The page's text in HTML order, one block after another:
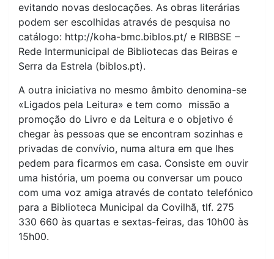
evitando novas deslocações. As obras literárias
podem ser escolhidas através de pesquisa no
catálogo: http://koha-bmc.biblos.pt/ e RIBBSE –
Rede Intermunicipal de Bibliotecas das Beiras e
Serra da Estrela (biblos.pt).
A outra iniciativa no mesmo âmbito denomina-se
«Ligados pela Leitura» e tem como missão a
promoção do Livro e da Leitura e o objetivo é
chegar às pessoas que se encontram sozinhas e
privadas de convívio, numa altura em que lhes
pedem para ficarmos em casa. Consiste em ouvir
uma história, um poema ou conversar um pouco
com uma voz amiga através de contato telefónico
para a Biblioteca Municipal da Covilhã, tlf. 275
330 660 às quartas e sextas-feiras, das 10h00 às
15h00.